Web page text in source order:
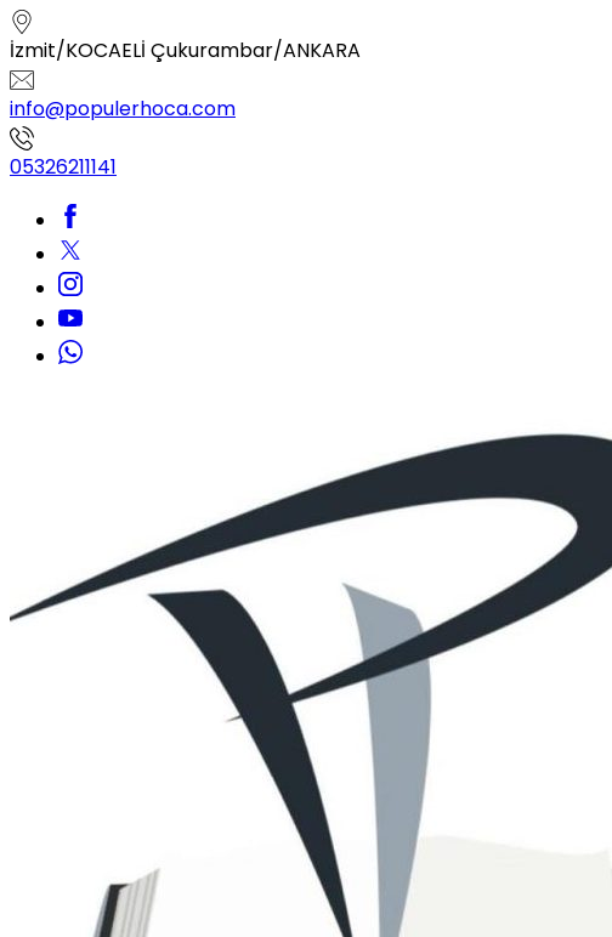
İzmit/KOCAELİ Çukurambar/ANKARA
info@populerhoca.com
05326211141